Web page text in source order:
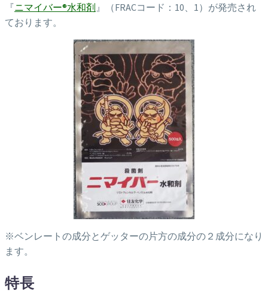
『ニマイバー®水和剤 』（FRACコード：10、1）が発売され
ております。
※ベンレートの成分とゲッターの片方の成分の２成分になり
ます。
特長